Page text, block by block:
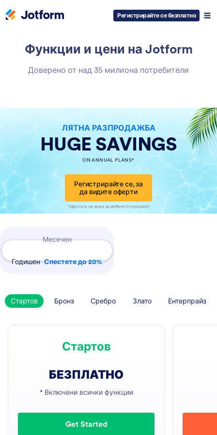
Регистрирайте се безплатно
Функции и цени на Jotform
Доверено от над 35 милиона потребители
ЛЯТНА РАЗПРОДАЖБА
HUGE SAVINGS
ON ANNUAL PLANS*
Регистрирайте се, за
да видите оферти
Офертата не важи за Jotform Ентерпрайз
Месечен
Годишен Спестете до 20%
Стартов Бронз Сребро Злато Ентерпрайз
Стартов
БЕЗПЛАТНО
* Включени всички функции
Get Started